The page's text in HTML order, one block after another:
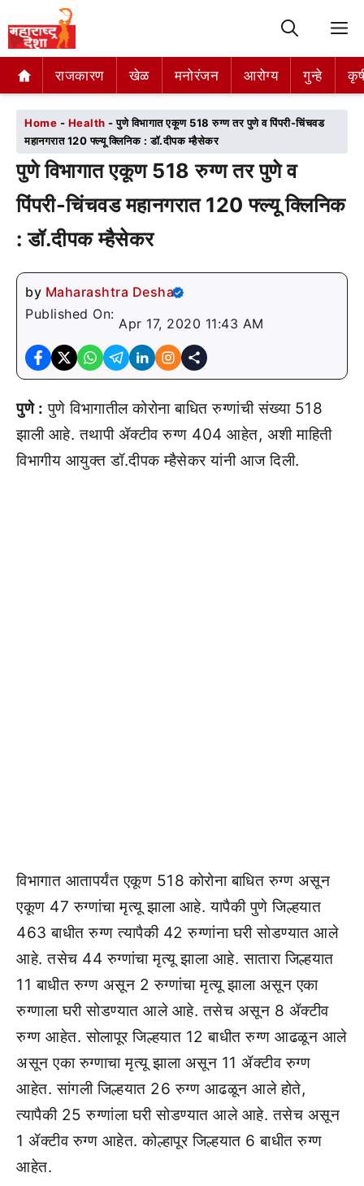
राजकारण खेळ मनोरंजन आरोग्य गुन्हे
राजकारण खेळ मनोरंजन आरोग्य गुन्हे
Home - Health -पुणे विभागात एकूण 518 रुग्ण तर पुणे व पिंपरी-चिंचवड
महानगरात 120 फ्ल्यू क्लिनिक : डॉ.दीपक म्हैसेकर
पुणे विभागात एकूण 518 रुग्ण तर पुणे व
पिंपरी-चिंचवड महानगरात 120 फ्ल्यू क्लिनिक
: डॉ.दीपक म्हैसेकर
by Maharashtra Desha
Published On:
Apr 17, 2020 11:43 AM
पुणे : पुणे विभागातील कोरोना बाधित रुग्णांची संख्या 518
झाली आहे. तथापी ॲक्टीव रुग्ण 404 आहेत, अशी माहिती
विभागीय आयुक्त डॉ.दीपक म्हैसेकर यांनी आज दिली.
विभागात आतापर्यंत एकूण 518 कोरोना बाधित रुग्ण असून
एकूण 47 रुग्णांचा मृत्यू झाला आहे. यापैकी पुणे जिल्हयात
463 बाधीत रुग्ण त्यापैकी 42 रुग्णांना घरी सोडण्यात आले
आहे. तसेच 44 रुग्णांचा मृत्यू झाला आहे. सातारा जिल्हयात
11 बाधीत रुग्ण असून 2 रुग्णांचा मृत्यू झाला असून एका
रुग्णाला घरी सोडण्यात आले आहे. तसेच असून 8 ॲक्टीव
रुग्ण आहेत. सोलापूर जिल्हयात 12 बाधीत रुग्ण आढळून आले
असून एका रुग्णाचा मृत्यू झाला असून 11 ॲक्टीव रुग्ण
आहेत. सांगली जिल्हयात 26 रुग्ण आढळून आले होते,
त्यापैकी 25 रुग्णांला घरी सोडण्यात आले आहे. तसेच असून
1 ॲक्टीव रुग्ण आहेत. कोल्हापूर जिल्हयात 6 बाधीत रुग्ण
आहेत.